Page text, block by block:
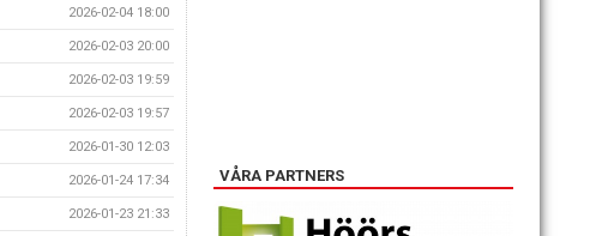
2026-02-04 18:00
2026-02-03 20:00
2026-02-03 19:59
2026-02-03 19:57
2026-01-30 12:03
2026-01-24 17:34
2026-01-23 21:33
VÅRA PARTNERS